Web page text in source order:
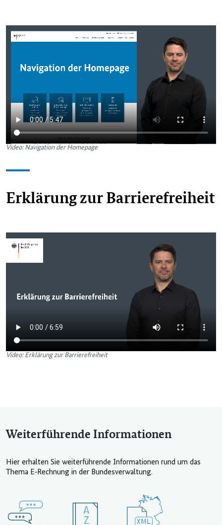
Video: Navigation der Homepage
Erklärung zur Barrierefreiheit
Video: Erklärung zur Barrierefreiheit
Weiterführende Informationen
Hier erhalten Sie weiterführende Informationen rund um das
Thema E‑Rechnung in der Bundesverwaltung.